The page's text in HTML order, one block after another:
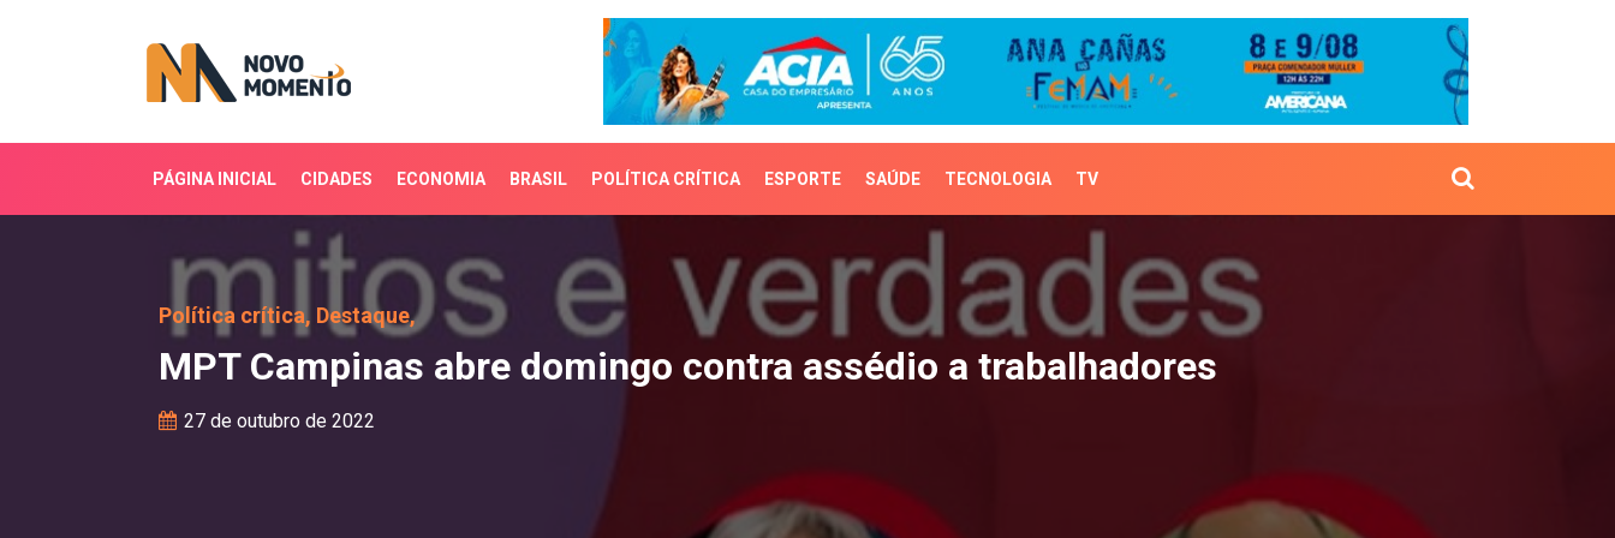
PÁGINA INICIAL CIDADES ECONOMIA BRASIL POLÍTICA CRÍTICA ESPORTE SAÚDE TECNOLOGIA TV
MPT Campinas abre domingo contra assédio a trabalhadores
Política crítica, Destaque,
MPT Campinas abre domingo contra assédio a trabalhadores
27 de outubro de 2022